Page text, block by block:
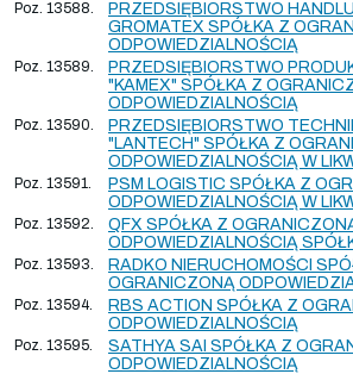
Poz. 13588.
PRZEDSIĘBIORSTWO
GROMATEX SPÓŁKA Z
ODPOWIEDZIALNOŚCIĄ
Poz. 13589.
PRZEDSIĘBIORSTWO
"KAMEX" SPÓŁKA Z
ODPOWIEDZIALNOŚCIĄ
Poz. 13590.
PRZEDSIĘBIORSTWO
"LANTECH" SPÓŁKA Z
ODPOWIEDZIALNOŚCIĄ W
Poz. 13591.
PSM LOGISTIC SPÓŁKA Z
ODPOWIEDZIALNOŚCIĄ W
Poz. 13592.
QFX SPÓŁKA Z
ODPOWIEDZIALNOŚCIĄ
Poz. 13593.
RADKO NIERUCHOMOŚCI
OGRANICZONĄ
Poz. 13594.
RBS ACTION SPÓŁKA Z
ODPOWIEDZIALNOŚCIĄ
Poz. 13595.
SATHYA SAI SPÓŁKA Z
ODPOWIEDZIALNOŚCIĄ